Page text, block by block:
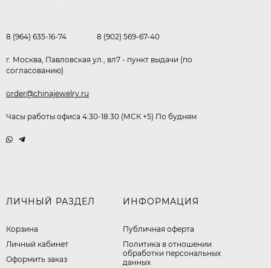
8 (964) 635-16-74 8 (902) 569-67-40
г. Москва, Павловская ул., вл7 - пункт выдачи (по
согласованию)
order@chinajewelry.ru
Часы работы офиса 4:30-18:30 (МСК +5) По будням
ЛИЧНЫЙ РАЗДЕЛ
Корзина
Личный кабинет
Оформить заказ
ИНФОРМАЦИЯ
Публичная оферта
​Политика в отношении
обработки персональных
данных